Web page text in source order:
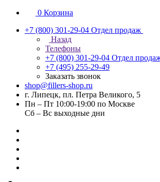
0 Корзина
+7 (800) 301-29-04 Отдел продаж
Назад
Телефоны
+7 (800) 301-29-04 Отдел
+7 (495) 255-29-49
Заказать звонок
shop@fillers-shop.ru
г. Липецк, пл. Петра Великого, 5
Пн – Пт 10:00-19:00 по Москве
Сб – Вс выходные дни